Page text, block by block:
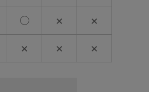
✕ ✕
✕ ✕ ✕